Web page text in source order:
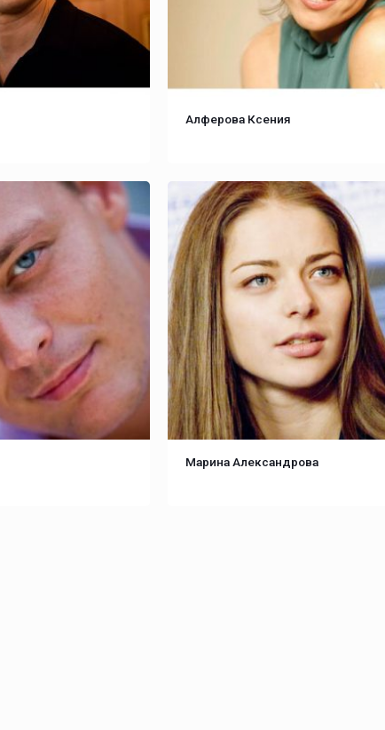
Алферова Ксения
Марина Александрова